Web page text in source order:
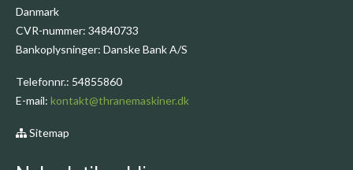
Danmark
CVR-nummer: 34840733
Bankoplysninger: Danske Bank A/S
Telefonnr.: 54855860
E-mail: kontakt@thranemaskiner.dk
Sitemap